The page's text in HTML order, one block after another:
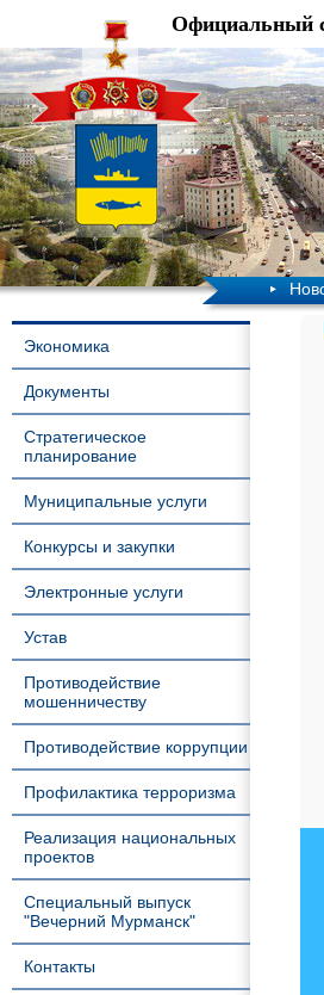
Официальный
Экономика
Документы
Стратегическое
планирование
Муниципальные услуги
Конкурсы и закупки
Электронные услуги
Устав
Противодействие
мошенничеству
Противодействие коррупции
Профилактика терроризма
Реализация национальных
проектов
Специальный выпуск
"Вечерний Мурманск"
Контакты